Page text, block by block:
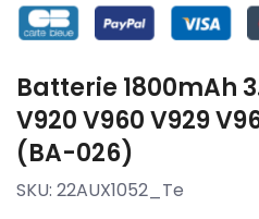
Batterie 1800mAh
V920 V960 V929
(BA-026)
SKU: 22AUX1052_Te